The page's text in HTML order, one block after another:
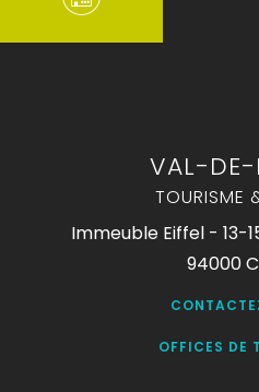
VAL-DE-
TOURISME
Immeuble Eiffel - 13-
94000
OFFICES DE